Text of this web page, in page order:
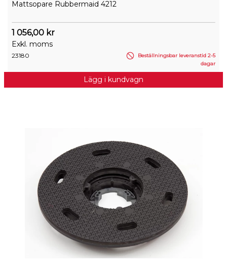
Mattsopare Rubbermaid 4212
1 056,00 kr
Exkl. moms
23180
Beställningsbar leveranstid 2-5
dagar
Lägg i kundvagn